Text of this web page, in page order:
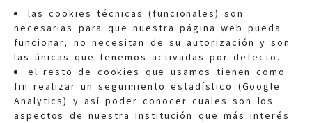
las cookies técnicas (funcionales) son
necesarias para que nuestra página web pueda
funcionar, no necesitan de su autorización y son
las únicas que tenemos activadas por defecto.
el resto de cookies que usamos tienen como
fin realizar un seguimiento estadístico (Google
Analytics) y así poder conocer cuales son los
aspectos de nuestra Institución que más interés
Quejas:quejas@eljusticiadearagon.es
Información general:
informacion@eljusticiadearagon.es